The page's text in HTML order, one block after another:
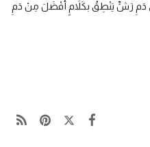
دَمِ رَشٍّ يَنْطِقُ بكَلاَمٍ أَفْضَلَ مِنْ دَمِ